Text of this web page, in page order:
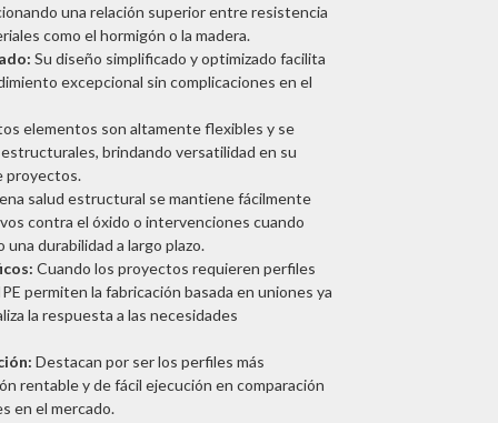
una relación superior entre resistencia
como el hormigón o la madera.
Su diseño simplificado y optimizado facilita
excepcional sin complicaciones en el
elementos son altamente flexibles y se
brindando versatilidad en su
proyectos.
salud estructural se mantiene fácilmente
contra el óxido o intervenciones cuando
durabilidad a largo plazo.
Cuando los proyectos requieren perfiles
permiten la fabricación basada en uniones ya
la respuesta a las necesidades
Destacan por ser los perfiles más
rentable y de fácil ejecución en comparación
en el mercado.